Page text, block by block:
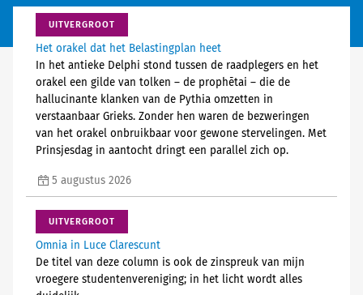
UITVERGROOT
Het orakel dat het Belastingplan heet
In het antieke Delphi stond tussen de raadplegers en het
orakel een gilde van tolken – de prophētai – die de
hallucinante klanken van de Pythia omzetten in
verstaanbaar Grieks. Zonder hen waren de bezweringen
van het orakel onbruikbaar voor gewone stervelingen. Met
Prinsjesdag in aantocht dringt een parallel zich op.
5 augustus 2026
UITVERGROOT
Omnia in Luce Clarescunt
De titel van deze column is ook de zinspreuk van mijn
vroegere studentenvereniging; in het licht wordt alles